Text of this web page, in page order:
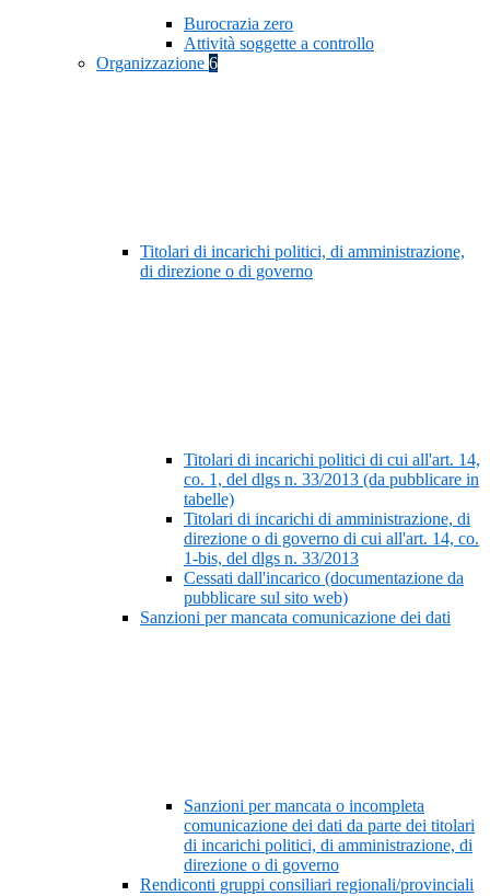
Burocrazia zero
Attività soggette a controllo
Organizzazione 6
Titolari di incarichi politici, di amministrazione,
di direzione o di governo
Titolari di incarichi politici di cui all'art. 14,
co. 1, del dlgs n. 33/2013 (da pubblicare in
tabelle)
Titolari di incarichi di amministrazione, di
direzione o di governo di cui all'art. 14, co.
1-bis, del dlgs n. 33/2013
Cessati dall'incarico (documentazione da
pubblicare sul sito web)
Sanzioni per mancata comunicazione dei dati
Sanzioni per mancata o incompleta
comunicazione dei dati da parte dei titolari
di incarichi politici, di amministrazione, di
direzione o di governo
Rendiconti gruppi consiliari regionali/provinciali